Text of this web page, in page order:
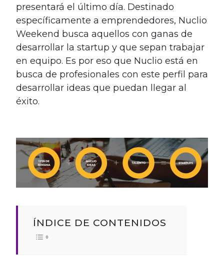
presentará el último día. Destinado
específicamente a emprendedores, Nuclio
Weekend busca aquellos con ganas de
desarrollar la startup y que sepan trabajar
en equipo. Es por eso que Nuclio está en
busca de profesionales con este perfil para
desarrollar ideas que puedan llegar al
éxito.
ÍNDICE DE CONTENIDOS